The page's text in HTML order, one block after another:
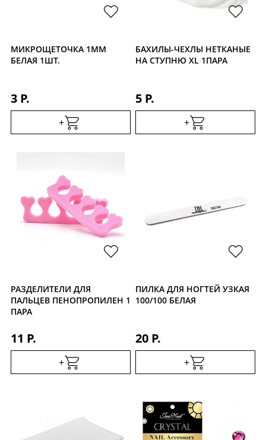
МИКРОЩЕТОЧКА 1ММ
БЕЛАЯ 1ШТ.
3 Р.
+
БАХИЛЫ-ЧЕХЛЫ НЕТКАНЫЕ
НА СТУПНЮ XL 1ПАРА
5 Р.
+
РАЗДЕЛИТЕЛИ ДЛЯ
ПАЛЬЦЕВ ПЕНОПРОПИЛЕН 1
ПАРА
11 Р.
+
ПИЛКА ДЛЯ НОГТЕЙ УЗКАЯ
100/100 БЕЛАЯ
20 Р.
+